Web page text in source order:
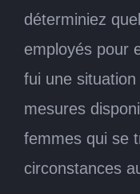
déterminiez
employés pour
fui une
mesures
femmes qui se
circonstances